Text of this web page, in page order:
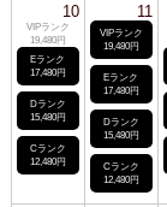
10
VIPランク
19,480円
Eランク
17,480円
Dランク
15,480円
Cランク
12,480円
11
VIPランク
19,480円
Eランク
17,480円
Dランク
15,480円
Cランク
12,480円